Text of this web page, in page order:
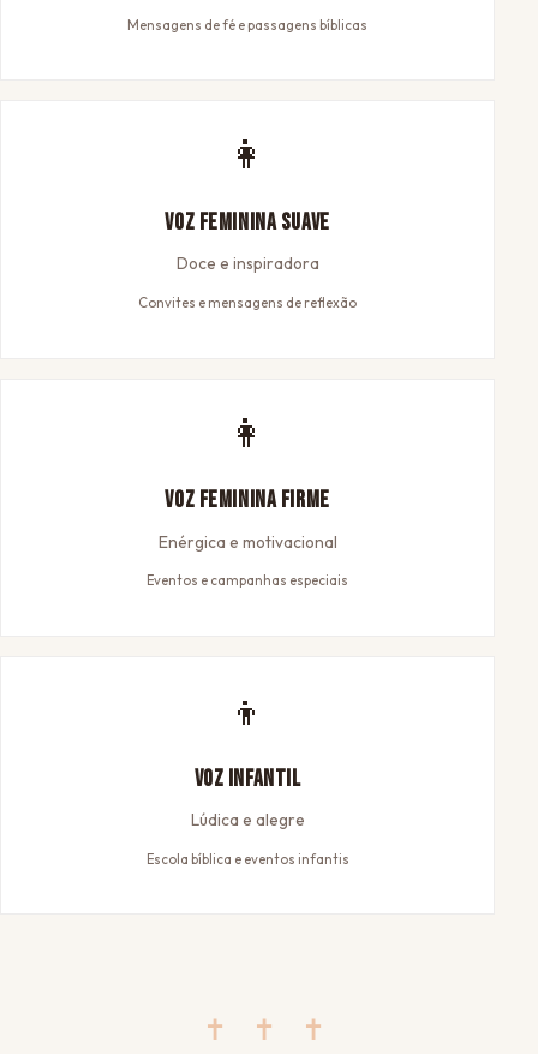
Mensagens de fé e passagens bíblicas
👩
Voz Feminina Suave
Doce e inspiradora
Convites e mensagens de reflexão
👩
Voz Feminina Firme
Enérgica e motivacional
Eventos e campanhas especiais
👦
Voz Infantil
Lúdica e alegre
Escola bíblica e eventos infantis
✝ ✝ ✝